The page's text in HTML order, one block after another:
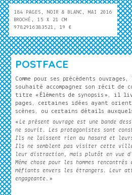
184 PAGES, NOIR & BLANC, MAI 2016
BROCHÉ, 15 X 21 CM
9782916383521, 19 €
POSTFACE
Comme pour ses précédents
souhaité accompagner son récit de
titre « Éléments de synopsis », il
pages, certaines idées ayant
scènes, ou certains détails
«Le présent ouvrage est une bande
ne sourit. Les protagonistes sont
Ils ne laissent rien au hasard et
Ils ne semblent pas visiter cette
leur distraction, mais plutôt en vue
Même chose pour les hommes
méfiants envers les étrangers. Leur
engageante. »